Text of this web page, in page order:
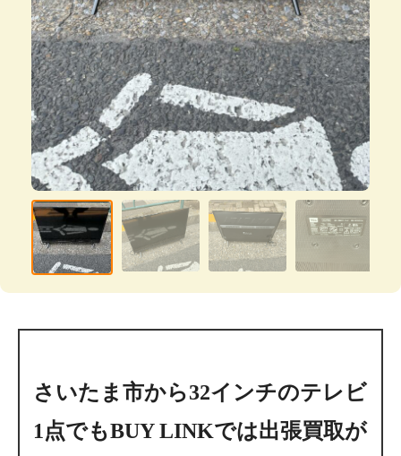
さいたま市から32インチのテレビ
1点でもBUY LINKでは出張買取が